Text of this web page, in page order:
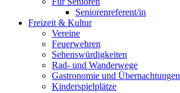
Seniorenreferent/in
Freizeit & Kultur
Vereine
Feuerwehren
Sehenswürdigkeiten
Rad- und Wanderwege
Gastronomie und Übernachtungen
Kinderspielplätze